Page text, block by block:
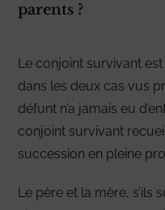
parents ?
Le conjoint survivant
dans les deux cas vus
défunt n’a jamais eu
conjoint survivant
succession en pleine
Le père et la mère, s’ils